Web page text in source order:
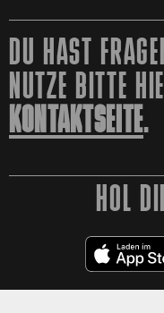
DU HAST
NUTZE BITTE
KONTAKTSEITE.
HOL